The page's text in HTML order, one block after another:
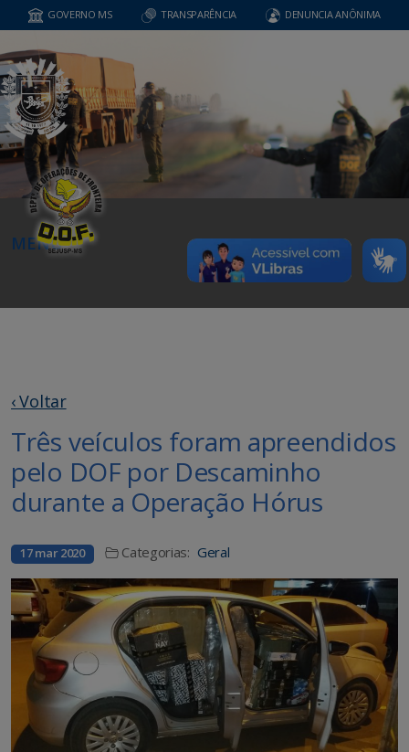
GOVERNO MS TRANSPARÊNCIA DENUNCIA ANÔNIMA
MENU
‹ Voltar
Três veículos foram apreendidos
pelo DOF por Descaminho
durante a Operação Hórus
17 mar 2020 Categorias: Geral